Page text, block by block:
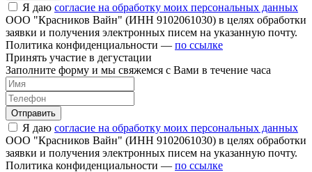
Я даю согласие на обработку моих персональных данных
ООО "Красников Вайн" (ИНН 9102061030) в целях обработки
заявки и получения электронных писем на указанную почту.
Политика конфиденциальности — по ссылке
Принять участие в дегустации
Заполните форму и мы свяжемся с Вами в течение часа
Отправить
Я даю согласие на обработку моих персональных данных
ООО "Красников Вайн" (ИНН 9102061030) в целях обработки
заявки и получения электронных писем на указанную почту.
Политика конфиденциальности — по ссылке